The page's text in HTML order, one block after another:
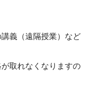
義（遠隔授業）など
取れなくなりますの